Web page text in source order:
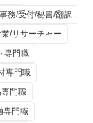
事務/受付/秘書/翻訳
/リサーチャー
専門職
専門職
専門職
専門職